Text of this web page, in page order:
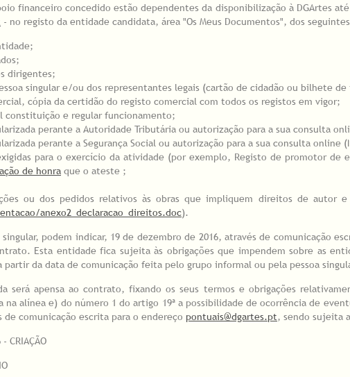
financeiro concedido estão dependentes da disponibilização à DGArtes
- no registo da entidade candidata, área "Os Meus Documentos", dos
dirigentes;
singular e/ou dos representantes legais (cartão de cidadão ou bilhete
cópia da certidão do registo comercial com todos os registos em vigor;
constituição e regular funcionamento;
perante a Autoridade Tributária ou autorização para a sua consulta
perante a Segurança Social ou autorização para a sua consulta online
para o exercício da atividade (por exemplo, Registo de promotor
de honra que o ateste ;
ou dos pedidos relativos às obras que impliquem direitos de autor
anexo2_declaracao_direitos.doc).
podem indicar, 19 de dezembro de 2016, através de comunicação
Esta entidade fica sujeita às obrigações que impendem sobre as
da data de comunicação feita pelo grupo informal ou pela pessoa
será apensa ao contrato, fixando os seus termos e obrigações
alínea e) do número 1 do artigo 19ª a possibilidade de ocorrência de
comunicação escrita para o endereço pontuais@dgartes.pt, sendo sujeita
- CRIAÇÃO